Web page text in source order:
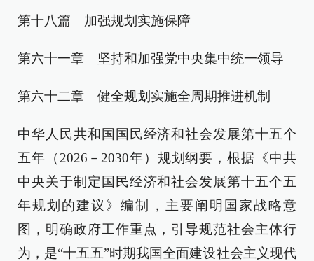
第十八篇 加强规划实施保障
第六十一章 坚持和加强党中央集中统一领导
第六十二章 健全规划实施全周期推进机制
中华人民共和国国民经济和社会发展第十五个
五年（2026－2030年）规划纲要，根据《中共
中央关于制定国民经济和社会发展第十五个五
年规划的建议》编制，主要阐明国家战略意
图，明确政府工作重点，引导规范社会主体行
为，是“十五五”时期我国全面建设社会主义现代